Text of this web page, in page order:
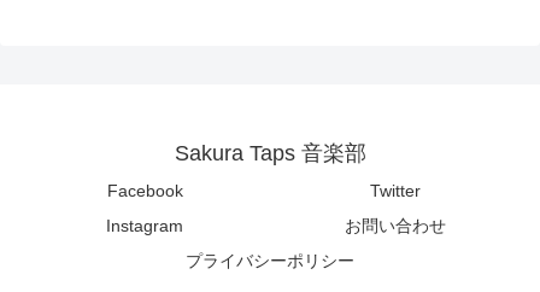
Sakura Taps 音楽部
Facebook
Twitter
Instagram
お問い合わせ
プライバシーポリシー